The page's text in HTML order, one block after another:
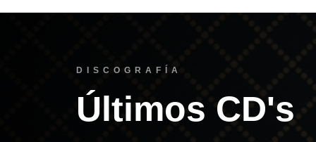
DISCOGRAFÍA
Últimos CD's